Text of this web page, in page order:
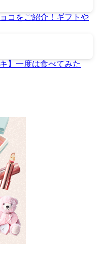
コをご紹介！ギフトや
】一度は食べてみた